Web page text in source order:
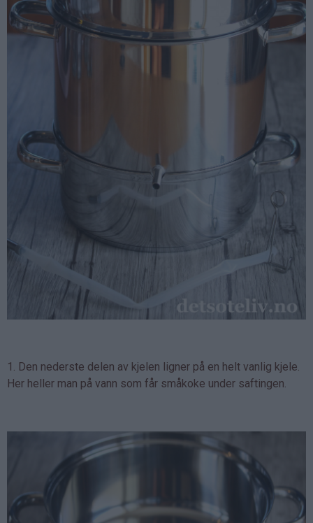
1. Den nederste delen av kjelen ligner på en helt vanlig kjele.
Her heller man på vann som får småkoke under saftingen.